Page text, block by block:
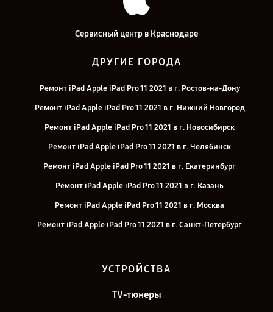
Сервисный центр в Краснодаре
ДРУГИЕ ГОРОДА
Ремонт iPad Apple iPad Pro 11 2021 в г. Ростов-на-Дону
Ремонт iPad Apple iPad Pro 11 2021 в г. Нижний Новгород
Ремонт iPad Apple iPad Pro 11 2021 в г. Новосибирск
Ремонт iPad Apple iPad Pro 11 2021 в г. Челябинск
Ремонт iPad Apple iPad Pro 11 2021 в г. Екатеринбург
Ремонт iPad Apple iPad Pro 11 2021 в г. Казань
Ремонт iPad Apple iPad Pro 11 2021 в г. Москва
Ремонт iPad Apple iPad Pro 11 2021 в г. Санкт-Петербург
УСТРОЙСТВА
TV-тюнеры